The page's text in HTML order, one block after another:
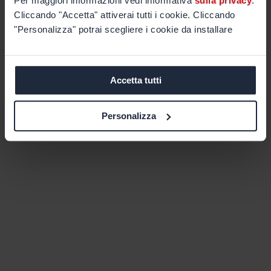
Cliccando "Accetta" attiverai tutti i cookie. Cliccando
"Personalizza" potrai scegliere i cookie da installare
Accetta tutti
Personalizza